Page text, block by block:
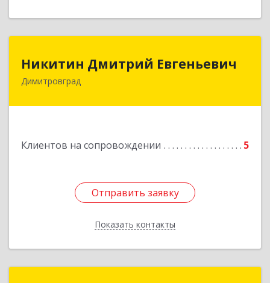
Никитин Дмитрий Евгеньевич
Димитровград
Клиентов на сопровождении 5
Отправить заявку
Показать контакты
Никитин Дмитрий Евгеньевич
Отправить заявку
Назад